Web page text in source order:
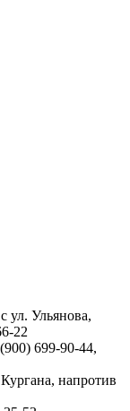
ул. Ульянова,
22
699-90-44,
напротив